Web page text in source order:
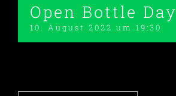
Open Bottle Day
10. August 2022 um 19:30